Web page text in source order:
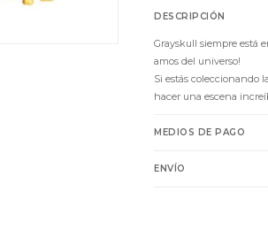
DESCRIPCIÓN
Grayskull siempre está
amos del universo!
Si estás coleccionando
hacer una escena
MEDIOS DE PAGO
ENVÍO